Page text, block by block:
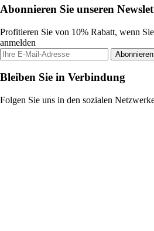
Abonnieren Sie unseren
Profitieren Sie von 10% Rabatt, wenn
anmelden
Abonnieren
Bleiben Sie in Verbindung
Folgen Sie uns in den sozialen